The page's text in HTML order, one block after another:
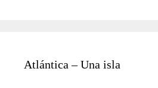
Atlántica – Una isla